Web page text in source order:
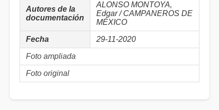
Autores de la
documentación
ALONSO MONTOYA,
Edgar / CAMPANEROS DE
MÉXICO
Fecha 29-11-2020
Foto ampliada
Foto original